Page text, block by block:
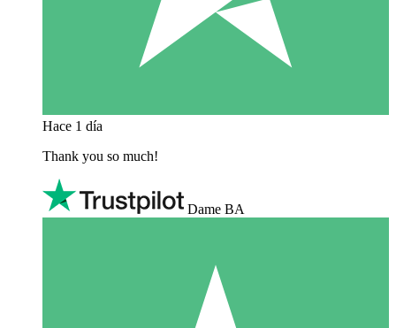
Hace 1 día
Thank you so much!
Dame BA